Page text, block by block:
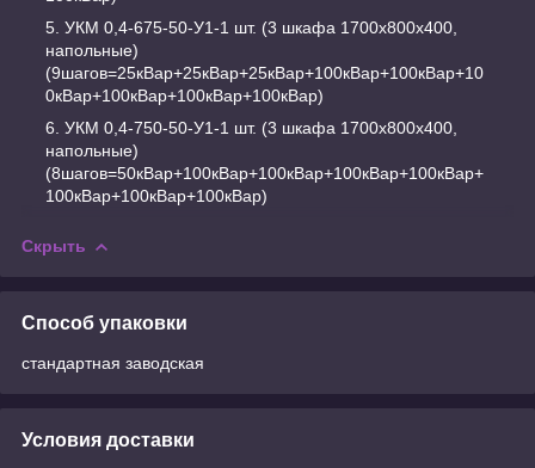
УКМ 0,4-675-50-У1-1 шт. (3 шкафа 1700х800х400,
напольные)
(9шагов=25кВар+25кВар+25кВар+100кВар+100кВар+10
0кВар+100кВар+100кВар+100кВар)
УКМ 0,4-750-50-У1-1 шт. (3 шкафа 1700х800х400,
напольные)
(8шагов=50кВар+100кВар+100кВар+100кВар+100кВар+
100кВар+100кВар+100кВар)
Скрыть
Способ упаковки
стандартная заводская
Условия доставки